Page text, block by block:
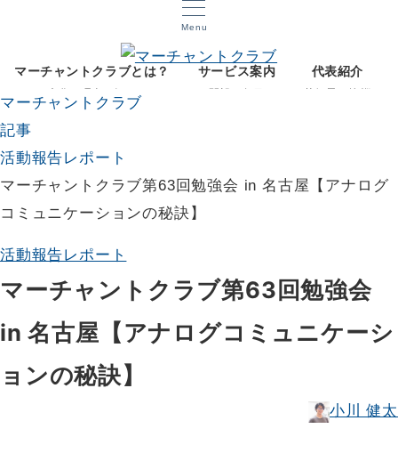
Menu
マーチャントクラブとは？
文化と理念を知る
サービス案内 代表紹介
マーチャントクラブ
記事
活動報告レポート
マーチャントクラブ第63回勉強会 in 名古屋【アナログ
コミュニケーションの秘訣】
活動報告レポート
マーチャントクラブ第63回勉強会
in 名古屋【アナログコミュニケーシ
ョンの秘訣】
小川 健太